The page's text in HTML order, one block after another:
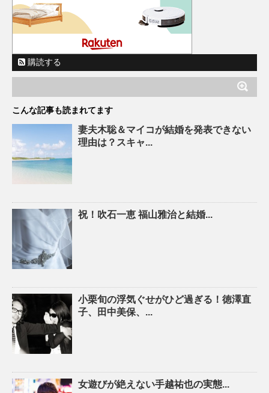
購読する
こんな記事も読まれてます
妻夫木聡＆マイコが結婚を発表できない
理由は？スキャ...
祝！吹石一恵 福山雅治と結婚...
小栗旬の浮気ぐせがひど過ぎる！徳澤直
子、田中美保、...
女遊びが絶えない手越祐也の実態...